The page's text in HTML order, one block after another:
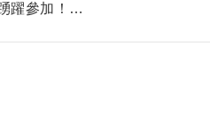
躍參加！